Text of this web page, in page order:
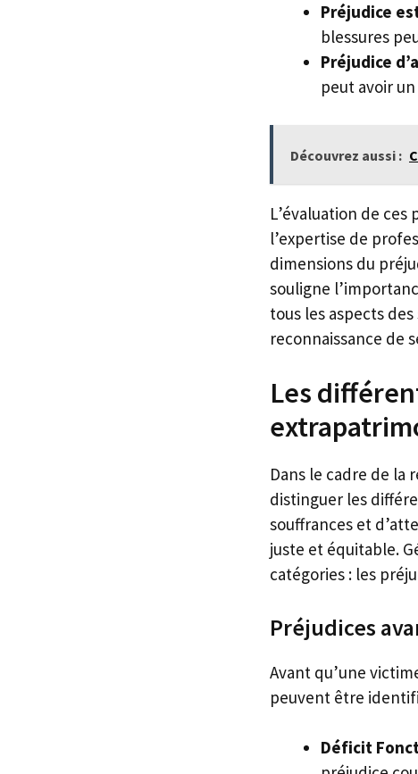
Préjudice
blessures
Préjudice
peut avoir
Découvrez aussi :
L’évaluation de
l’expertise de
dimensions du
souligne
tous les aspects
reconnaissance de
Les
Dans le cadre de
distinguer les
souffrances et
juste et équitable.
catégories : les
Préjudices
Avant qu’une
peuvent être
Déficit